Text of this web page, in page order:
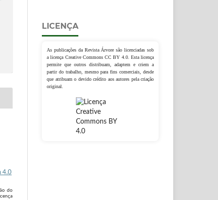
4.0
do
LICENÇA
As publicações da Revista Árvore são licenciadas sob
a licença Creative Commons CC BY 4.0. Esta licença
permite que outros distribuam, adaptem e criem a
partir do trabalho, mesmo para fins comerciais, desde
que atribuam o devido crédito aos autores pela criação
original.